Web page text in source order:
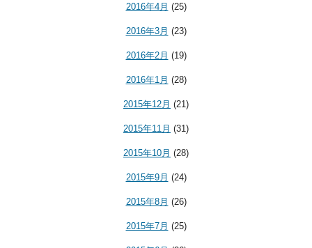
2016年4月 (25)
2016年3月 (23)
2016年2月 (19)
2016年1月 (28)
2015年12月 (21)
2015年11月 (31)
2015年10月 (28)
2015年9月 (24)
2015年8月 (26)
2015年7月 (25)